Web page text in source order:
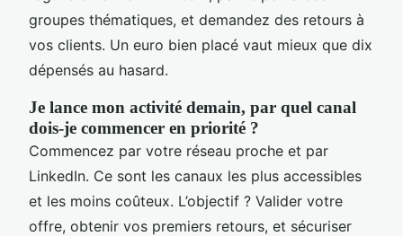
groupes thématiques, et demandez des retours à
vos clients. Un euro bien placé vaut mieux que dix
dépensés au hasard.
Je lance mon activité demain, par quel canal
dois-je commencer en priorité ?
Commencez par votre réseau proche et par
LinkedIn. Ce sont les canaux les plus accessibles
et les moins coûteux. L’objectif ? Valider votre
offre, obtenir vos premiers retours, et sécuriser